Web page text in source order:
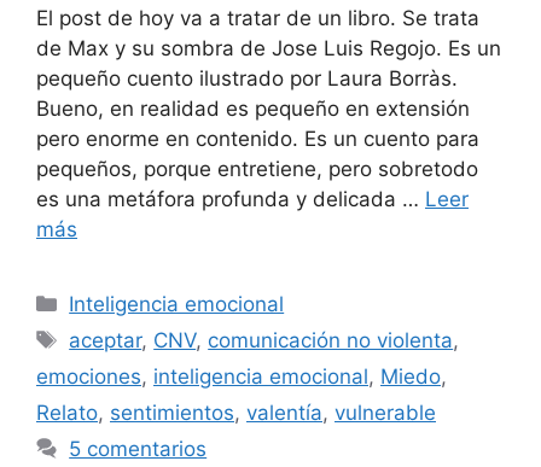
El post de hoy va a tratar de un libro. Se trata
de Max y su sombra de Jose Luis Regojo. Es un
pequeño cuento ilustrado por Laura Borràs.
Bueno, en realidad es pequeño en extensión
pero enorme en contenido. Es un cuento para
pequeños, porque entretiene, pero sobretodo
es una metáfora profunda y delicada … Leer
más
Categorías
Inteligencia emocional
Etiquetas
aceptar, CNV, comunicación no violenta,
emociones, inteligencia emocional, Miedo,
Relato, sentimientos, valentía, vulnerable
5 comentarios